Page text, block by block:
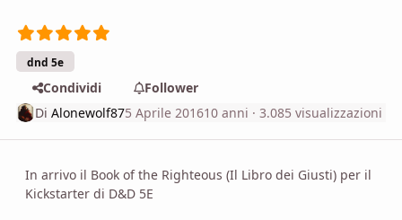
dnd 5e
Condividi
Follower
DiAlonewolf875 Aprile 201610 anni · 3.085 visualizzazioni
In arrivo il Book of the Righteous (Il Libro dei Giusti) per il
Kickstarter di D&D 5E